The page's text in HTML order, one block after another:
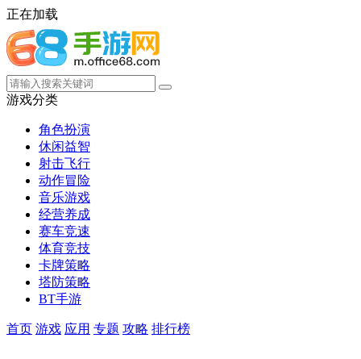
正在加载
游戏分类
角色扮演
休闲益智
射击飞行
动作冒险
音乐游戏
经营养成
赛车竞速
体育竞技
卡牌策略
塔防策略
BT手游
首页 游戏 应用 专题 攻略 排行榜